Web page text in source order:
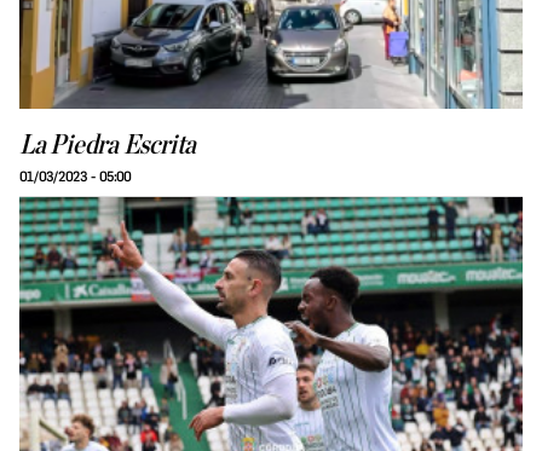
La Piedra Escrita
01/03/2023 - 05:00